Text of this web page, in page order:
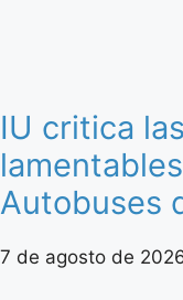
IU critica
Autobuses
7 de agosto de